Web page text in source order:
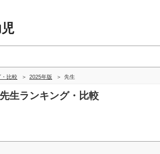
比較 2025年版 先生
生ランキング・比較